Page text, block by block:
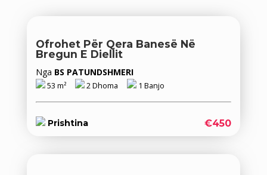
Ofrohet Për Qera Banesë Në
Bregun E Diellit
Nga BS PATUNDSHMERI
53 m² 2 Dhoma 1 Banjo
Prishtina €450